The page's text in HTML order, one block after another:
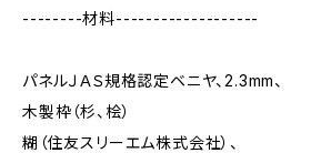
--------材料-------------------
パネルＪＡＳ規格認定ベニヤ、2.3mm、
木製枠（杉、桧）
糊（住友スリーエム株式会社）、